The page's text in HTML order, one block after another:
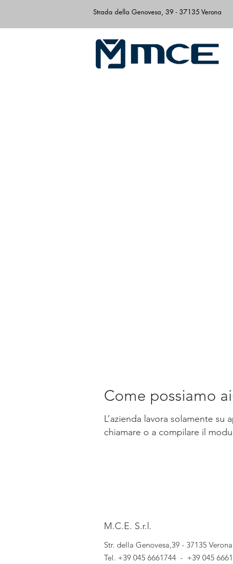
Strada della Genovesa, 39 - 37135 Verona
Come possiamo
L’azienda lavora solamente
chiamare o a compilare il
M.C.E. S.r.l.
Str. della Genovesa,39 - 37135 Verona
Tel. +39 045 6661744 - +39 045